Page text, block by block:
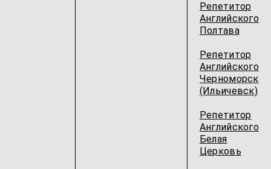
Репетитор
Английского
Полтава
Репетитор
Английского
Черноморск
(Ильичевск)
Репетитор
Английского
Белая
Церковь